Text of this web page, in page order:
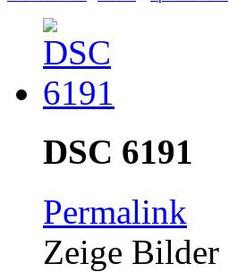
DSC 6191
Permalink
Zeige Bilder